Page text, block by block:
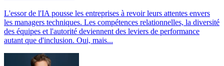
L'essor de l'IA pousse les entreprises à revoir leurs attentes envers
les managers techniques. Les compétences relationnelles, la diversité
des équipes et l'autorité deviennent des leviers de performance
autant que d'inclusion. Oui, mais...